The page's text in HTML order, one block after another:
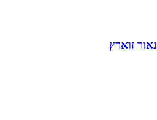
נאור זוארץ